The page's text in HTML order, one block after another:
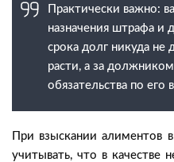
Практически важно:
назначения штрафа и
срока долг никуда не
расти, а за
обязательства по его
При взыскании алиментов
учитывать, что в качестве